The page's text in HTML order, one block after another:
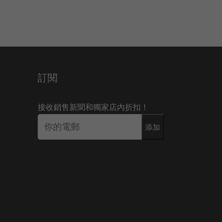
訂閱
接收銷售新聞和獨家店內折扣！
添加